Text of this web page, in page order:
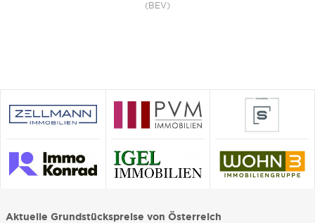
(BEV)
Aktuelle Grundstückspreise von Österreich